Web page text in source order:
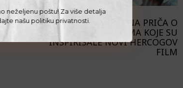
FILM I TV
NEOBIČNA PRIČA O
BLIZNAKINJAMA KOJE SU
INSPIRISALE NOVI HERCOGOV
FILM
neželjenu poštu! Za više detalja
našu politiku privatnosti.